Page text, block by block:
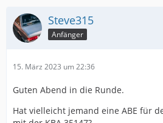
Steve315
Anfänger
15. März 2023 um 22:36
Guten Abend in die Runde.
Hat vielleicht jemand eine ABE für